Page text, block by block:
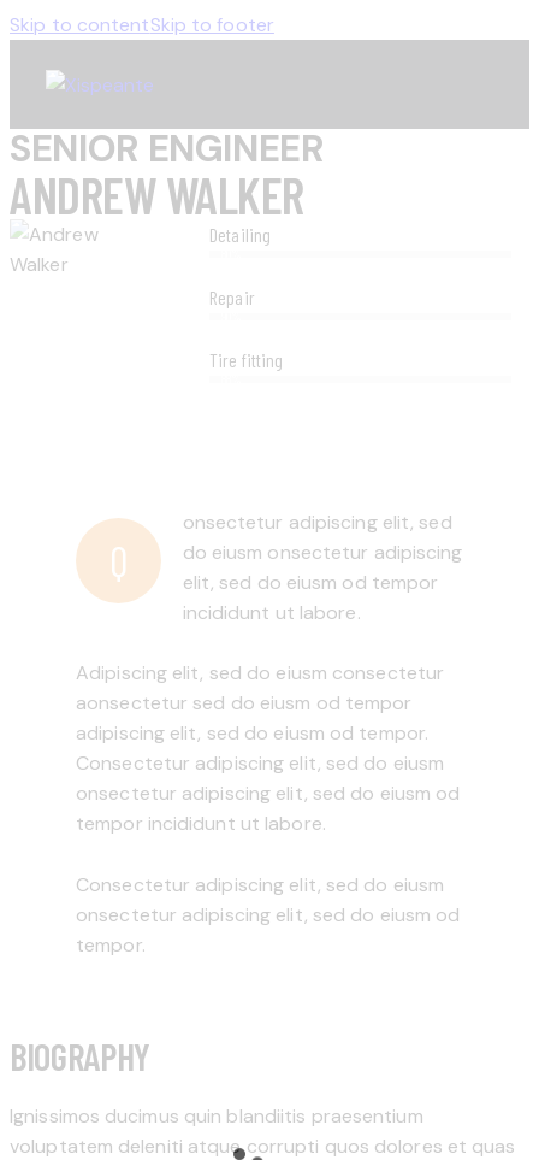
Skip to contentSkip to footer
SENIOR ENGINEER
ANDREW WALKER
Detailing
Repair
Tire fitting
Q
onsectetur adipiscing elit, sed
do eiusm onsectetur adipiscing
elit, sed do eiusm od tempor
incididunt ut labore.
Adipiscing elit, sed do eiusm consectetur
aonsectetur sed do eiusm od tempor
adipiscing elit, sed do eiusm od tempor.
Consectetur adipiscing elit, sed do eiusm
onsectetur adipiscing elit, sed do eiusm od
tempor incididunt ut labore.
Consectetur adipiscing elit, sed do eiusm
onsectetur adipiscing elit, sed do eiusm od
tempor.
BIOGRAPHY
Ignissimos ducimus quin blandiitis praesentium
voluptatem deleniti atque corrupti quos dolores et quas